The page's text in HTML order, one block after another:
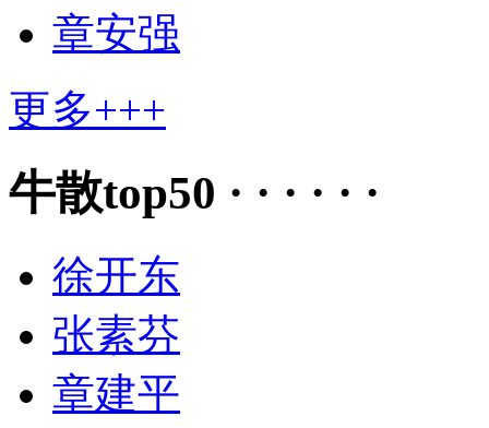
章安强
更多+++
牛散top50 · · · · · ·
徐开东
张素芬
章建平